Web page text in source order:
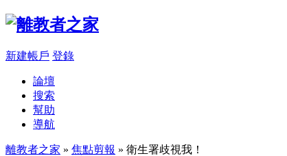
新建帳戶 登錄
論壇
搜索
幫助
導航
離教者之家 » 焦點剪報 » 衛生署歧視我！